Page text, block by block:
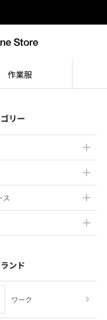
作業服
リー
ス
ンド
ワーク